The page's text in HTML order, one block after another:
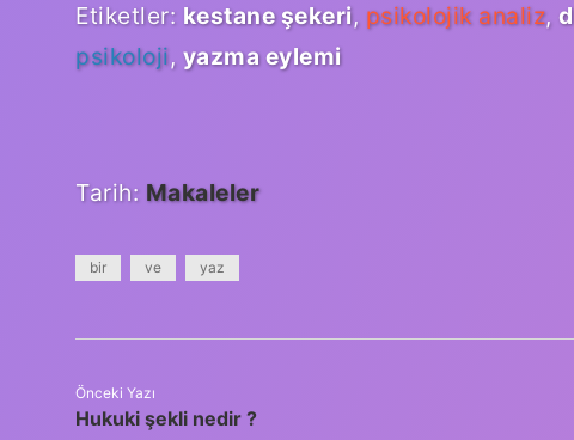
Etiketler: kestane şekeri, psikolojik analiz,
psikoloji, yazma eylemi
Tarih: Makaleler
bir ve yaz
Önceki Yazı
Hukuki şekli nedir ?